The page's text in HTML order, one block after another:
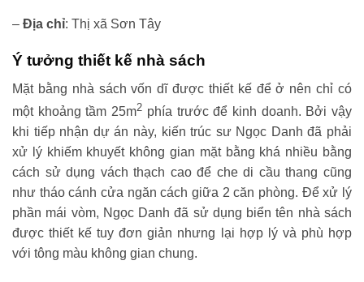
– Địa chỉ: Thị xã Sơn Tây
Ý tưởng thiết kế nhà sách
Mặt bằng nhà sách vốn dĩ được thiết kế để ở nên chỉ có
một khoảng tầm 25m2 phía trước để kinh doanh. Bởi vậy
khi tiếp nhận dự án này, kiến trúc sư Ngọc Danh đã phải
xử lý khiếm khuyết không gian mặt bằng khá nhiều bằng
cách sử dụng vách thạch cao để che di cầu thang cũng
như tháo cánh cửa ngăn cách giữa 2 căn phòng. Để xử lý
phần mái vòm, Ngọc Danh đã sử dụng biển tên nhà sách
được thiết kế tuy đơn giản nhưng lại hợp lý và phù hợp
với tông màu không gian chung.